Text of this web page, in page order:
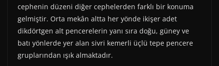
cephenin düzeni diğer cephelerden farklı bir konuma
gelmiştir. Orta mekân altta her yönde ikişer adet
dikdörtgen alt pencerelerin yanı sıra doğu, güney ve
batı yönlerde yer alan sivri kemerli üçlü tepe pencere
gruplarından ışık almaktadır.